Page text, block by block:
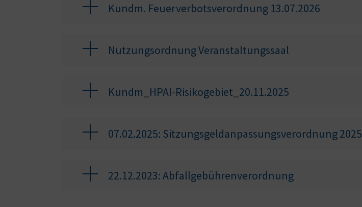
Kundm. Feuerverbotsverordnung 13.07.2026
Nutzungsordnung Veranstaltungssaal
Kundm_HPAI-Risikogebiet_20.11.2025
07.02.2025: Sitzungsgeldanpassungsverordnung 2025
22.12.2023: Abfallgebührenverordnung